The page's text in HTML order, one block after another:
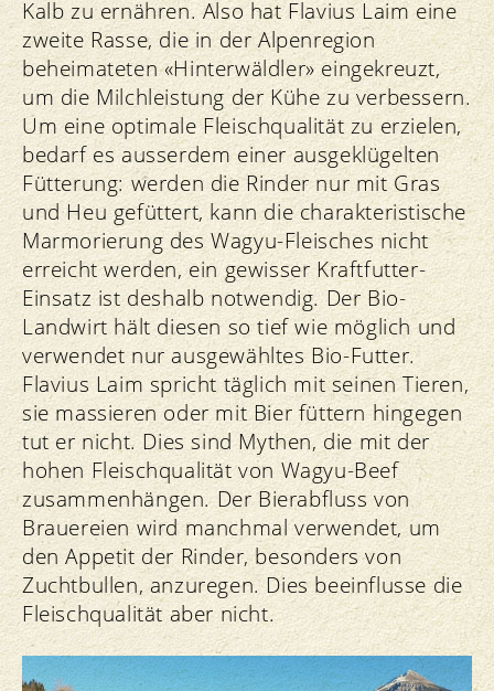
Kalb zu ernähren. Also hat Flavius Laim eine
zweite Rasse, die in der Alpenregion
beheimateten «Hinterwäldler» eingekreuzt,
um die Milchleistung der Kühe zu verbessern.
Um eine optimale Fleischqualität zu erzielen,
bedarf es ausserdem einer ausgeklügelten
Fütterung: werden die Rinder nur mit Gras
und Heu gefüttert, kann die charakteristische
Marmorierung des Wagyu-Fleisches nicht
erreicht werden, ein gewisser Kraftfutter-
Einsatz ist deshalb notwendig. Der Bio-
Landwirt hält diesen so tief wie möglich und
verwendet nur ausgewähltes Bio-Futter.
Flavius Laim spricht täglich mit seinen Tieren,
sie massieren oder mit Bier füttern hingegen
tut er nicht. Dies sind Mythen, die mit der
hohen Fleischqualität von Wagyu-Beef
zusammenhängen. Der Bierabfluss von
Brauereien wird manchmal verwendet, um
den Appetit der Rinder, besonders von
Zuchtbullen, anzuregen. Dies beeinflusse die
Fleischqualität aber nicht.